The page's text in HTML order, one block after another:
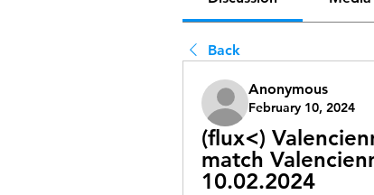
Back
Anonymous
February 10, 2024
(flux<)
match
10.02.2024